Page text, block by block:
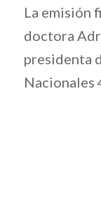
La emisión
doctora
presidenta
Nacionales